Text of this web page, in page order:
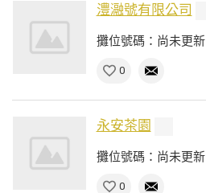
澧瀜號有限公司
攤位號碼：尚未更新
0
永安茶園
攤位號碼：尚未更新
0